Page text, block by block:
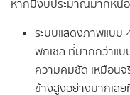
หากมีงบประมาณมากหน่อ
ระบบแสดงภาพแบบ
พิกเซล ที่มากกว่าแบ
ความคมชัด เหมือน
ข้างสูงอย่างมากเลย